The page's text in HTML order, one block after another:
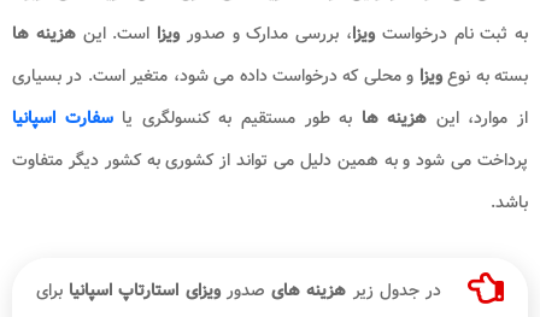
به ثبت نام درخواستویزا، بررسی مدارک و صدور ویزا است. اینهزینه ها
بسته به نوعویزا و محلی که درخواست داده می شود، متغیر است. در بسیاری
از موارد، این هزینه ها به طور مستقیم به کنسولگری یاسفارت اسپانیا
پرداخت می شود و به همین دلیل می تواند از کشوری به کشور دیگر متفاوت
باشد.
در جدول زیر هزینه هایصدورویزای استارتاپ اسپانیا برای